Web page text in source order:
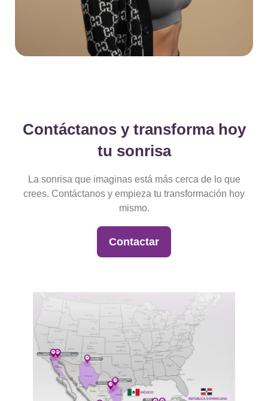
Contáctanos y transforma hoy
tu sonrisa
La sonrisa que imaginas está más cerca de lo que
crees. Contáctanos y empieza tu transformación hoy
mismo.
Contactar